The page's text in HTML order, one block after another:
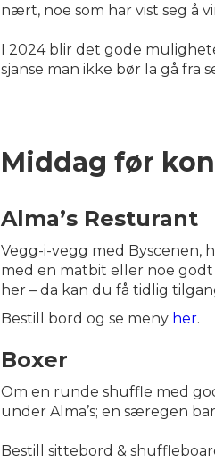
nært, noe som har vist seg å
I 2024 blir det gode
sjanse man ikke bør la gå fra
Middag før
Alma’s Resturant
Vegg-i-vegg med Byscenen,
med en matbit eller noe
her – da kan du få tidlig
Bestill bord og se meny her.
Boxer
Om en runde shuffle med
under Alma’s; en særegen
Bestill sittebord &